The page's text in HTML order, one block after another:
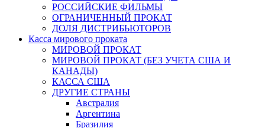
РОССИЙСКИЕ ФИЛЬМЫ
ОГРАНИЧЕННЫЙ ПРОКАТ
ДОЛЯ ДИСТРИБЬЮТОРОВ
Касса мирового проката
МИРОВОЙ ПРОКАТ
МИРОВОЙ ПРОКАТ (БЕЗ УЧЕТА США И
КАНАДЫ)
КАССА США
ДРУГИЕ СТРАНЫ
Австралия
Аргентина
Бразилия